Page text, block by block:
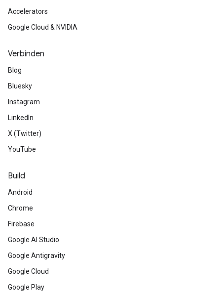
Accelerators
Google Cloud & NVIDIA
Verbinden
Blog
Bluesky
Instagram
LinkedIn
X (Twitter)
YouTube
Build
Android
Chrome
Firebase
Google AI Studio
Google Antigravity
Google Cloud
Google Play